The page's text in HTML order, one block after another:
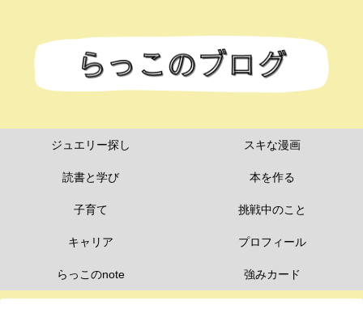
ジュエリー探し スキな漫画
読書と学び 本を作る
子育て 挑戦中のこと
キャリア プロフィール
らっこのnote 強みカード